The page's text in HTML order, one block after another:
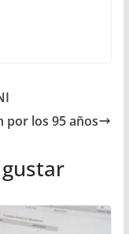
por los 95 años